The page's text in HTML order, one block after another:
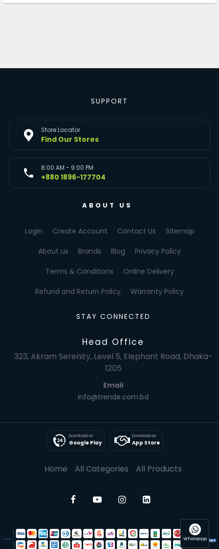
SUPPORT
Store Locator
Find Our Stores
8:00 AM - 9:00 PM
+880 1896-177704
ABOUT US
Login Create Account Contact Us Sitemap
About us Brands Blog Privacy Policy
Terms & Conditions Online Delivery
Refund and Return Policy Warranty Policy
STAY CONNECTED
Head Office
323, Akram Serenity, Level 5, Elephant Road, Dhaka-
1205
Email
info@trende.com.bd
Download on
Google Play
Download on
App Store
Home All Categories All Products
Whatsapp